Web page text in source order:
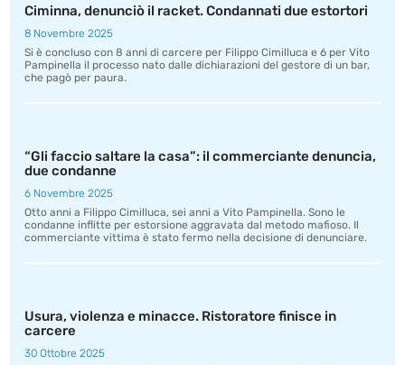
Ciminna, denunciò il racket. Condannati due estortori
8 Novembre 2025
Si è concluso con 8 anni di carcere per Filippo Cimilluca e 6 per Vito
Pampinella il processo nato dalle dichiarazioni del gestore di un bar,
che pagò per paura.
“Gli faccio saltare la casa”: il commerciante denuncia,
due condanne
6 Novembre 2025
Otto anni a Filippo Cimilluca, sei anni a Vito Pampinella. Sono le
condanne inflitte per estorsione aggravata dal metodo mafioso. Il
commerciante vittima è stato fermo nella decisione di denunciare.
Usura, violenza e minacce. Ristoratore finisce in
carcere
30 Ottobre 2025